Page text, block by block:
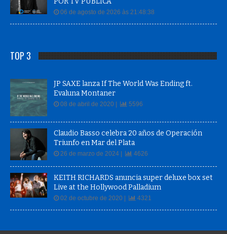
06 de agosto de 2026 às 21:48:38
TOP 3
JP SAXE lanza If The World Was Ending ft.
Evaluna Montaner
08 de abril de 2020 | 5596
Claudio Basso celebra 20 años de Operación
Triunfo en Mar del Plata
26 de marzo de 2024 | 4626
KEITH RICHARDS anuncia super deluxe box set
Live at the Hollywood Palladium
02 de octubre de 2020 | 4321